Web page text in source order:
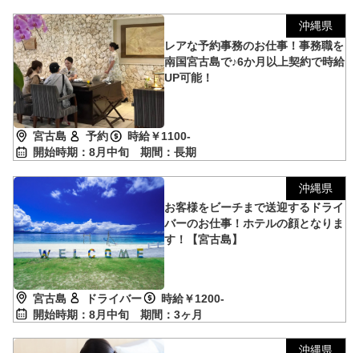
沖縄県
レアな予約事務のお仕事！事務職を
南国宮古島で♪6か月以上契約で時給
UP可能！
宮古島 予約
時給￥1100-
開始時期：8月中旬 期間：長期
沖縄県
お客様をビーチまで送迎するドライ
バーのお仕事！ホテルの顔となりま
す！【宮古島】
宮古島 ドライバー
時給￥1200-
開始時期：8月中旬 期間：3ヶ月
沖縄県